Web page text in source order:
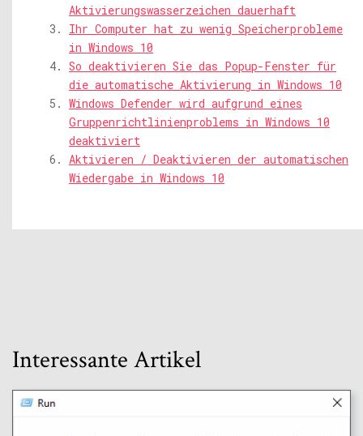
Aktivierungswasserzeichen dauerhaft
Ihr Computer hat zu wenig Speicherprobleme
in Windows 10
So deaktivieren Sie das Popup-Fenster für
die automatische Aktivierung in Windows 10
Windows Defender wird aufgrund eines
Gruppenrichtlinienproblems in Windows 10
deaktiviert
Aktivieren / Deaktivieren der automatischen
Wiedergabe in Windows 10
Interessante Artikel